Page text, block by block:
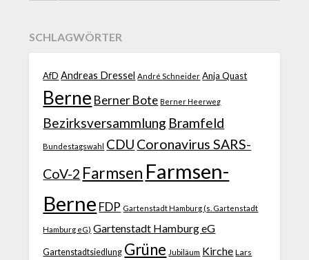
SCHLAGWÖRTER
AfD Andreas Dressel André Schneider Anja Quast
Berne Berner Bote Berner Heerweg
Bezirksversammlung Bramfeld
Bundestagswahl CDU Coronavirus SARS-
CoV-2 Farmsen Farmsen-
Berne FDP Gartenstadt Hamburg (s. Gartenstadt
Hamburg eG) Gartenstadt Hamburg eG
Gartenstadtsiedlung Grüne Jubiläum Kirche Lars